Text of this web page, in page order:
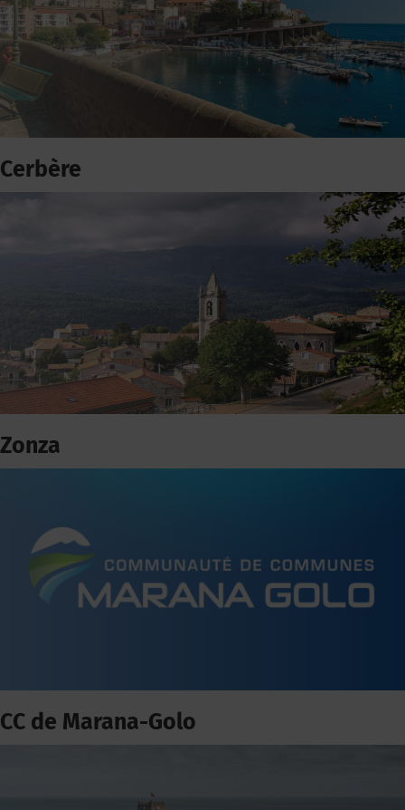
Cerbère
Zonza
CC de Marana-Golo